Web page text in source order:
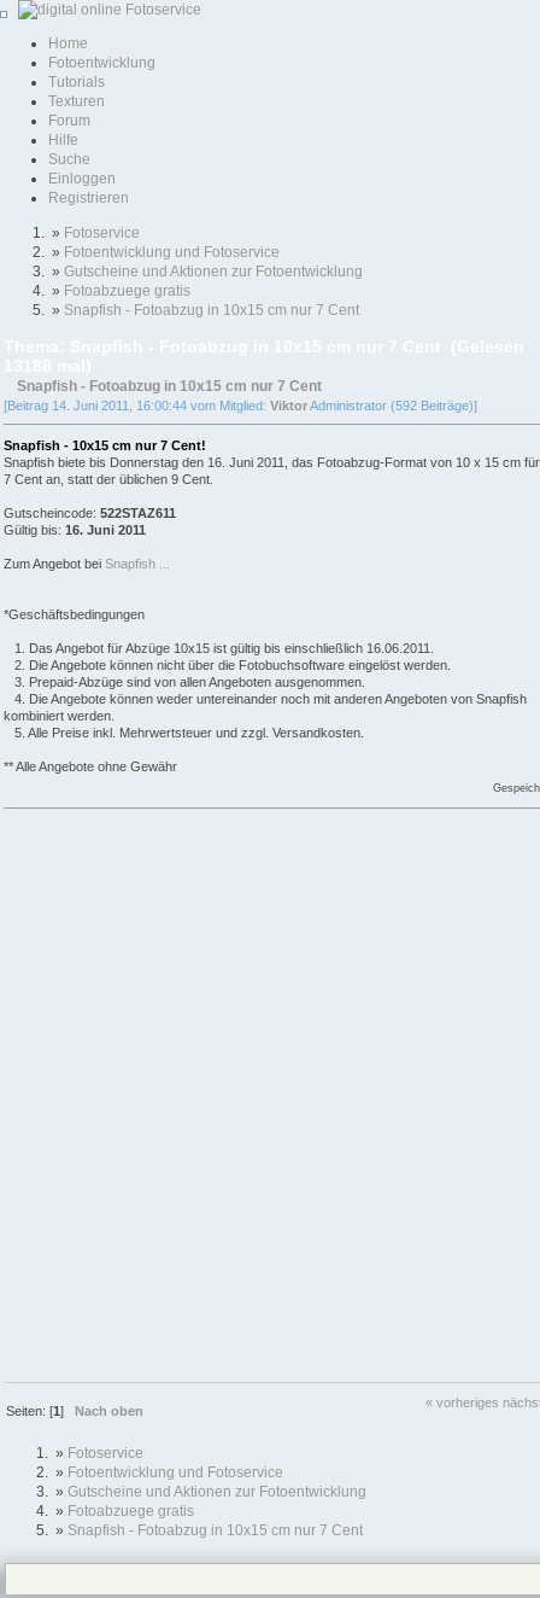
Home
Fotoentwicklung
Tutorials
Texturen
Forum
Hilfe
Suche
Einloggen
Registrieren
» Fotoservice
» Fotoentwicklung und Fotoservice
» Gutscheine und Aktionen zur Fotoentwicklung
» Fotoabzuege gratis
» Snapfish - Fotoabzug in 10x15 cm nur 7 Cent
Snapfish - Fotoabzug in 10x15 cm nur 7 Cent
[Beitrag 14. Juni 2011, 16:00:44 vom Mitglied: ViktorAdministrator (592 Beiträge)]
Snapfish - 10x15 cm nur 7 Cent!
Snapfish biete bis Donnerstag den 16. Juni 2011, das Fotoabzug-Format von 10 x 15 cm für
7 Cent an, statt der üblichen 9 Cent.
Gutscheincode: 522STAZ611
Gültig bis: 16. Juni 2011
Zum Angebot bei Snapfish ...
*Geschäftsbedingungen
1. Das Angebot für Abzüge 10x15 ist gültig bis einschließlich 16.06.2011.
2. Die Angebote können nicht über die Fotobuchsoftware eingelöst werden.
3. Prepaid-Abzüge sind von allen Angeboten ausgenommen.
4. Die Angebote können weder untereinander noch mit anderen Angeboten von Snapfish
kombiniert werden.
5. Alle Preise inkl. Mehrwertsteuer und zzgl. Versandkosten.
** Alle Angebote ohne Gewähr
Seiten: [1]Nach oben
« vorheriges
» Fotoservice
» Fotoentwicklung und Fotoservice
» Gutscheine und Aktionen zur Fotoentwicklung
» Fotoabzuege gratis
» Snapfish - Fotoabzug in 10x15 cm nur 7 Cent